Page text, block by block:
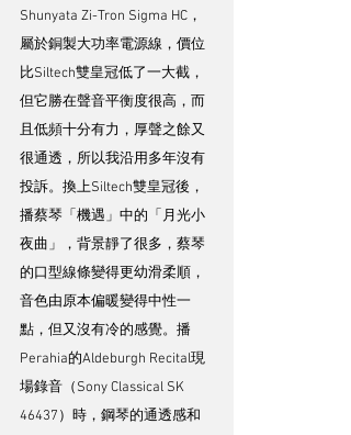
Shunyata Zi-Tron Sigma HC，
屬於銅製大功率電源線，價位
比Siltech雙皇冠低了一大截，
但它勝在聲音平衡度很高，而
且低頻十分有力，厚聲之餘又
很通透，所以我沿用多年沒有
投訴。換上Siltech雙皇冠後，
播蔡琴「機遇」中的「月光小
夜曲」，背景靜了很多，蔡琴
的口型線條變得更幼滑柔順，
音色由原本偏暖變得中性一
點，但又沒有冷的感覺。播
Perahia的Aldeburgh Recital現
場錄音（Sony Classical SK
46437）時，鋼琴的通透感和